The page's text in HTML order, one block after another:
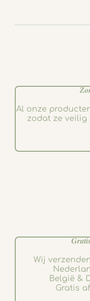
Al onze
zodat ze veilig
Wij
België &
Gratis